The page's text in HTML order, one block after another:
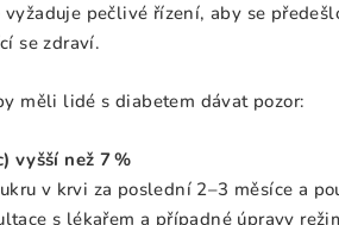
pečlivé řízení, aby se
se zdraví.
měli lidé s diabetem dávat pozor:
vyšší než 7 %
v krvi za poslední 2–3 měsíce a
s lékařem a případné úpravy